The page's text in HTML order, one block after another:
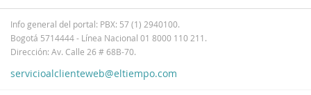
Info general del portal: PBX: 57 (1) 2940100.
Bogotá 5714444 - Línea Nacional 01 8000 110 211.
Dirección: Av. Calle 26 # 68B-70.
servicioalclienteweb@eltiempo.com